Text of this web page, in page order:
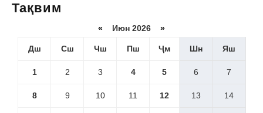
Тақвим
« Июн 2026 »
Дш Сш Чш Пш Ҷм Шн Яш
1 2 3 4 5 6 7
8 9 10 11 12 13 14